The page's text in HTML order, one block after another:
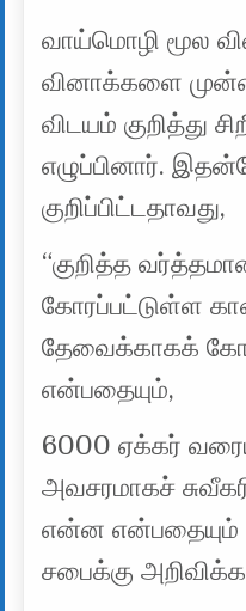
வாய்மொழி மூல
வினாக்களை
விடயம் குறித்து
எழுப்பினார்.
குறிப்பிட்டதாவது,
“குறித்த
கோரப்பட்டுள்ள
தேவைக்காகக்
என்பதையும்,
6000 ஏக்கர்
அவசரமாகச்
என்ன
சபைக்கு